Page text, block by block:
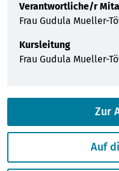
Verantwortliche/r
Frau Gudula Mueller-
Kursleitung
Frau Gudula Mueller-
Zur
Auf